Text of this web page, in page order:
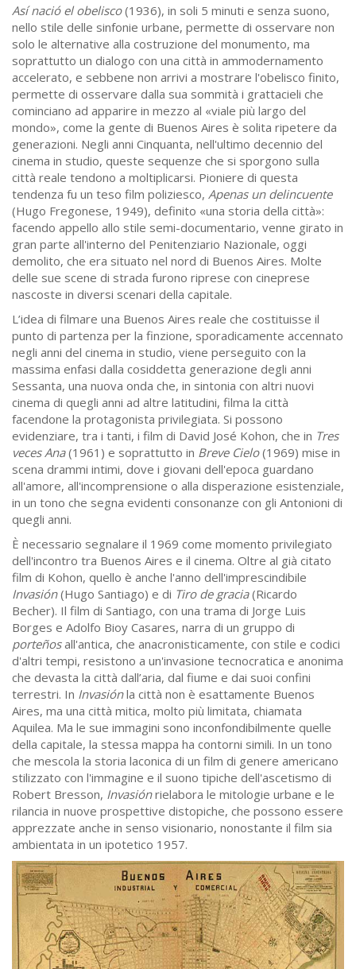
Así nació el obelisco(1936), in soli 5 minuti e senza suono,
nello stile delle sinfonie urbane, permette di osservare non
solo le alternative alla costruzione del monumento, ma
soprattutto un dialogo con una città in ammodernamento
accelerato, e sebbene non arrivi a mostrare l'obelisco finito,
permette di osservare dalla sua sommità i grattacieli che
cominciano ad apparire in mezzo al «viale più largo del
mondo», come la gente di Buenos Aires è solita ripetere da
generazioni. Negli anni Cinquanta, nell'ultimo decennio del
cinema in studio, queste sequenze che si sporgono sulla
città reale tendono a moltiplicarsi. Pioniere di questa
tendenza fu un teso film poliziesco, Apenas un delincuente
(Hugo Fregonese, 1949), definito «una storia della città»:
facendo appello allo stile semi-documentario, venne girato in
gran parte all'interno del Penitenziario Nazionale, oggi
demolito, che era situato nel nord di Buenos Aires. Molte
delle sue scene di strada furono riprese con cineprese
nascoste in diversi scenari della capitale.
L’idea di filmare una Buenos Aires reale che costituisse il
punto di partenza per la finzione, sporadicamente accennato
negli anni del cinema in studio, viene perseguito con la
massima enfasi dalla cosiddetta generazione degli anni
Sessanta, una nuova onda che, in sintonia con altri nuovi
cinema di quegli anni ad altre latitudini, filma la città
facendone la protagonista privilegiata. Si possono
evidenziare, tra i tanti, i film di David José Kohon, che in Tres
veces Ana(1961) e soprattutto in Breve Cielo(1969) mise in
scena drammi intimi, dove i giovani dell'epoca guardano
all'amore, all'incomprensione o alla disperazione esistenziale,
in un tono che segna evidenti consonanze con gli Antonioni di
quegli anni.
È necessario segnalare il 1969 come momento privilegiato
dell'incontro tra Buenos Aires e il cinema. Oltre al già citato
film di Kohon, quello è anche l'anno dell'imprescindibile
Invasión(Hugo Santiago) e di Tiro de gracia(Ricardo
Becher). Il film di Santiago, con una trama di Jorge Luis
Borges e Adolfo Bioy Casares, narra di un gruppo di
porteñosall'antica, che anacronisticamente, con stile e codici
d'altri tempi, resistono a un'invasione tecnocratica e anonima
che devasta la città dall’aria, dal fiume e dai suoi confini
terrestri. In Invasiónla città non è esattamente Buenos
Aires, ma una città mitica, molto più limitata, chiamata
Aquilea. Ma le sue immagini sono inconfondibilmente quelle
della capitale, la stessa mappa ha contorni simili. In un tono
che mescola la storia laconica di un film di genere americano
stilizzato con l'immagine e il suono tipiche dell'ascetismo di
Robert Bresson, Invasiónrielabora le mitologie urbane e le
rilancia in nuove prospettive distopiche, che possono essere
apprezzate anche in senso visionario, nonostante il film sia
ambientata in un ipotetico 1957.